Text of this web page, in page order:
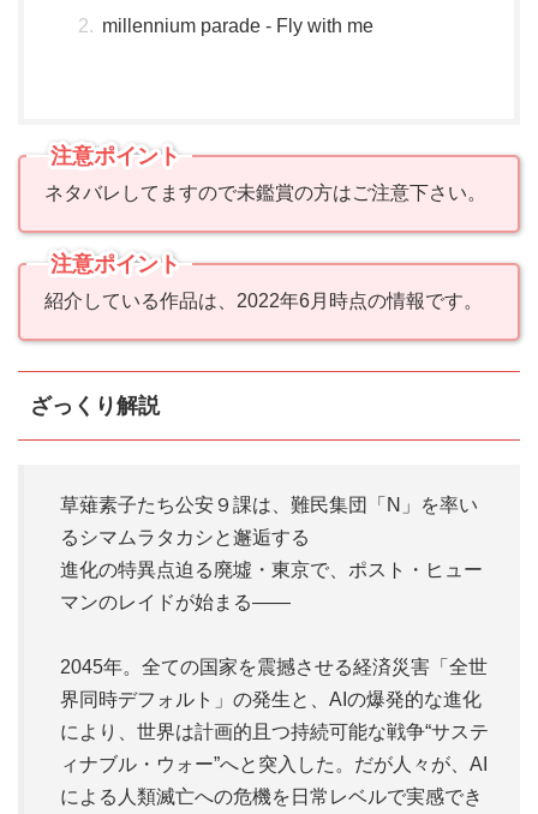
millennium parade - Fly with me
注意ポイント
ネタバレしてますので未鑑賞の方はご注意下さい。
注意ポイント
紹介している作品は、2022年6月時点の情報です。
ざっくり解説
草薙素子たち公安９課は、難民集団「N」を率い
るシマムラタカシと邂逅する
進化の特異点迫る廃墟・東京で、ポスト・ヒュー
マンのレイドが始まる――
2045年。全ての国家を震撼させる経済災害「全世
界同時デフォルト」の発生と、AIの爆発的な進化
により、世界は計画的且つ持続可能な戦争“サステ
ィナブル・ウォー”へと突入した。だが人々が、AI
による人類滅亡への危機を日常レベルで実感でき